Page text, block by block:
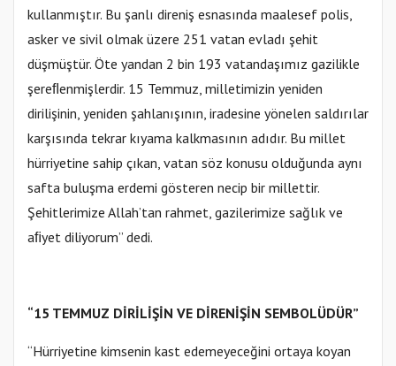
kullanmıştır. Bu şanlı direniş esnasında maalesef polis,
asker ve sivil olmak üzere 251 vatan evladı şehit
düşmüştür. Öte yandan 2 bin 193 vatandaşımız gazilikle
şereﬂenmişlerdir. 15 Temmuz, milletimizin yeniden
dirilişinin, yeniden şahlanışının, iradesine yönelen saldırılar
karşısında tekrar kıyama kalkmasının adıdır. Bu millet
hürriyetine sahip çıkan, vatan söz konusu olduğunda aynı
safta buluşma erdemi gösteren necip bir millettir.
Şehitlerimize Allah’tan rahmet, gazilerimize sağlık ve
aﬁyet diliyorum” dedi.
“15 TEMMUZ DİRİLİŞİN VE DİRENİŞİN SEMBOLÜDÜR”
“Hürriyetine kimsenin kast edemeyeceğini ortaya koyan